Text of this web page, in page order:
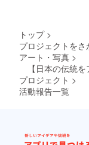
トップ >
プロジェクトをさ
アート・写真 >
【︎︎日本の伝統
プロジェクト >
活動報告一覧